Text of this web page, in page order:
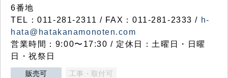
6番地
TEL：011-281-2311 / FAX：011-281-2333 / h-
hata@hatakanamonoten.com
営業時間：9:00〜17:30 / 定休日：土曜日・日曜
日・祝祭日
販売可 工事・取付可